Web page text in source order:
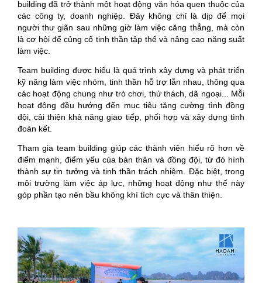
building đã trở thành một hoạt động văn hóa quen thuộc của
các công ty, doanh nghiệp. Đây không chỉ là dịp để mọi
người thư giãn sau những giờ làm việc căng thẳng, mà còn
là cơ hội để củng cố tinh thần tập thể và nâng cao năng suất
làm việc.
Team building được hiểu là quá trình xây dựng và phát triển
kỹ năng làm việc nhóm, tinh thần hỗ trợ lẫn nhau, thông qua
các hoạt động chung như trò chơi, thử thách, dã ngoại... Mỗi
hoạt động đều hướng đến mục tiêu tăng cường tình đồng
đội, cải thiện khả năng giao tiếp, phối hợp và xây dựng tình
đoàn kết.
Tham gia team building giúp các thành viên hiểu rõ hơn về
điểm mạnh, điểm yếu của bản thân và đồng đội, từ đó hình
thành sự tin tưởng và tinh thần trách nhiệm. Đặc biệt, trong
môi trường làm việc áp lực, những hoạt động như thế này
góp phần tạo nên bầu không khí tích cực và thân thiện.